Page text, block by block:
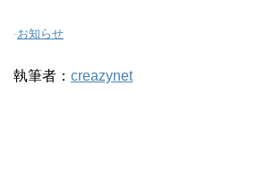
-お知らせ
執筆者： creazynet